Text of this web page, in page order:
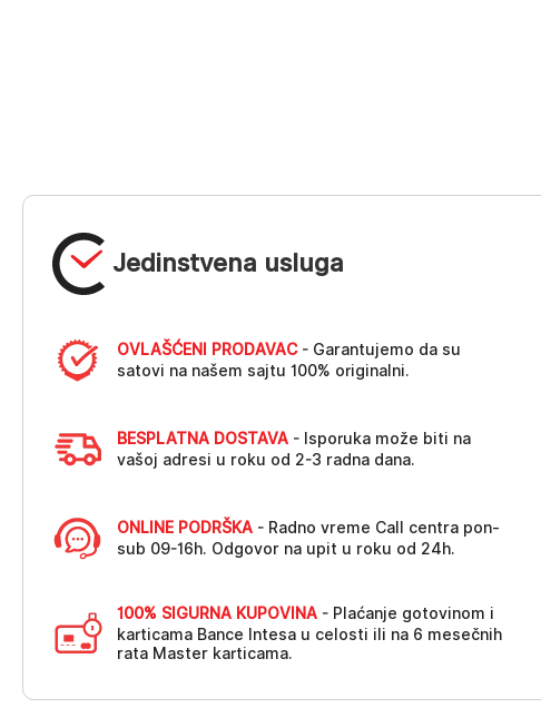
Jedinstvena usluga
OVLAŠĆENI PRODAVAC- Garantujemo da su
satovi na našem sajtu 100% originalni.
BESPLATNA DOSTAVA - Isporuka može biti na
vašoj adresi u roku od 2-3 radna dana.
ONLINE PODRŠKA - Radno vreme Call centra pon-
sub 09-16h. Odgovor na upit u roku od 24h.
100% SIGURNA KUPOVINA - Plaćanje gotovinom i
karticama Bance Intesa u celosti ili na 6 mesečnih
rata Master karticama.